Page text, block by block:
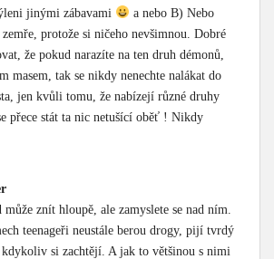
jinými zábavami
a nebo B) Nebo
protože si ničeho nevšimnou. Dobré
že pokud narazíte na ten druh démonů,
masem, tak se nikdy nenechte nalákat do
jen kvůli tomu, že nabízejí různé druhy
přece stát ta nic netušící oběť ! Nikdy
znít hloupě, ale zamyslete se nad ním.
teenageři neustále berou drogy, pijí tvrdý
si zachtějí. A jak to většinou s nimi